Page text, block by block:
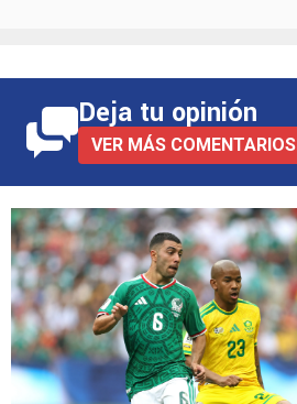
Deja tu opinión
VER MÁS COMENTARIOS